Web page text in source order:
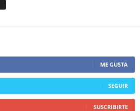
ME GUSTA
SEGUIR
SUSCRIBIRTE